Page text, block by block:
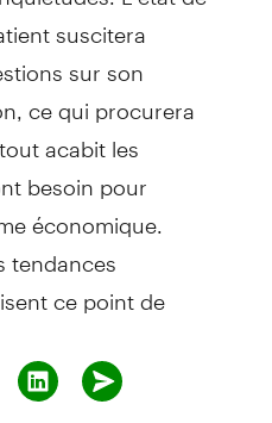
suscitera
sur son
ce qui procurera
acabit les
besoin pour
économique.
tendances
ce point de